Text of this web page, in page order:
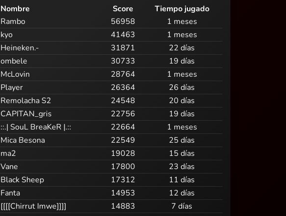
Nombre Score
Tiempo jugado
Rambo 56958
1 meses
kyo 41463
1 meses
Heineken.- 31871
22 días
ombele 30733
19 días
McLovin 28764
1 meses
Player 26364
26 días
Remolacha S2 24548
20 días
CAPITAN_gris 22756
19 días
::.| SouL BreaKeR |.:: 22664
1 meses
Mica Besona 22549
25 días
ma2 19028
15 días
Vane 17800
23 días
Black Sheep 17312
11 días
Fanta 14953
12 días
[[[[Chirrut Imwe]]]] 14883 7 días